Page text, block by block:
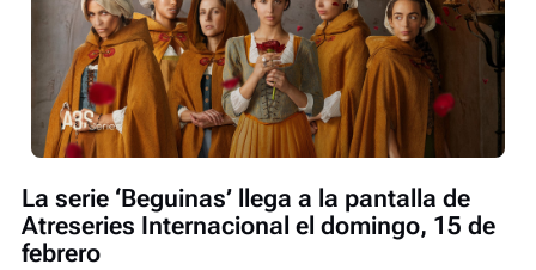
La serie ‘Beguinas’ llega a la pantalla de
Atreseries Internacional el domingo, 15 de
febrero